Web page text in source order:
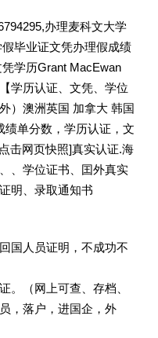
办理麦科文大学
毕业证文凭办理假成绩
学历Grant MacEwan
学历认证、文凭、学位
）澳洲英国 加拿大 韩国
绩单分数，学历认证，文
击网页快照]真实认证.海
、学位证书、囯外真实
明、录取通知书
国人员证明，不成功不
。（网上可查、存档、
，落户，进国企，外